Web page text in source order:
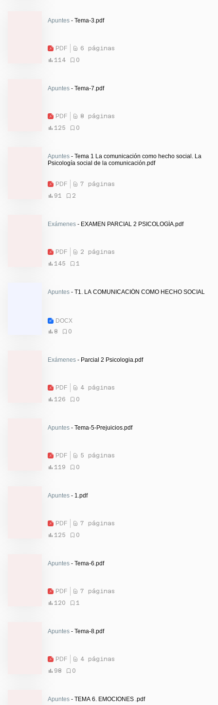
Apuntes - Tema-3.pdf
PDF
6 páginas
114
0
Apuntes - Tema-7.pdf
PDF
8 páginas
125
0
Apuntes - Tema 1 La comunicación como hecho social. La
Psicología social de la comunicación.pdf
PDF
7 páginas
91
2
Exámenes - EXAMEN PARCIAL 2 PSICOLOGÍA.pdf
PDF
2 páginas
145
1
Apuntes - T1. LA COMUNICACIÓN COMO HECHO SOCIAL
DOCX
8
0
Exámenes - Parcial 2 Psicologia.pdf
PDF
4 páginas
126
0
Apuntes - Tema-5-Prejuicios.pdf
PDF
5 páginas
119
0
Apuntes - 1.pdf
PDF
7 páginas
125
0
Apuntes - Tema-6.pdf
PDF
7 páginas
120
1
Apuntes - Tema-8.pdf
PDF
4 páginas
98
0
Apuntes - TEMA 6. EMOCIONES .pdf